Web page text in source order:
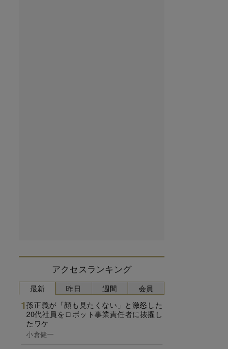
アクセスランキング
最新
孫正義が「顔も見たくない」と激怒した
20代社員をロボット事業責任者に抜擢し
たワケ
小倉健一
昨日 週間 会員